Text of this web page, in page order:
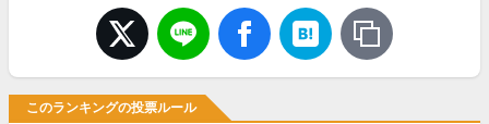
このランキングの投票ルール